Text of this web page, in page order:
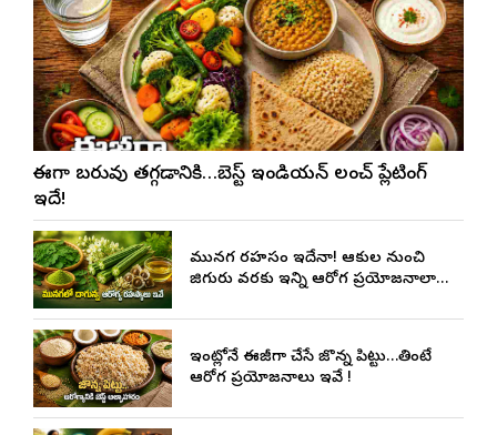
ఈజీగా బరువు తగ్గడానికి…బెస్ట్ ఇండియన్ లంచ్ ప్లేటింగ్
ఇదే!
మునగ రహస్యం ఇదేనా! ఆకుల నుంచి
జిగురు వరకు ఇన్ని ఆరోగ్య ప్రయోజనాలా…
ఇంట్లోనే ఈజీగా చేసే జొన్న పిట్టు…తింటే
ఆరోగ్య ప్రయోజనాలు ఇవే !